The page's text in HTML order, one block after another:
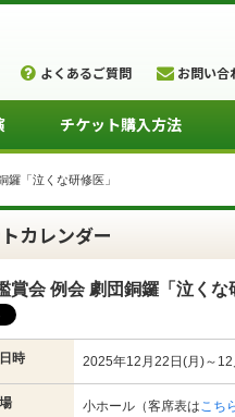
よくあるご質問 お問い合
チケット購入方法
鑼「泣くな研修医」
カレンダー
賞会 例会 劇団銅鑼「泣くな
時 2025年12月22日(月)～
小ホール（客席表はこち